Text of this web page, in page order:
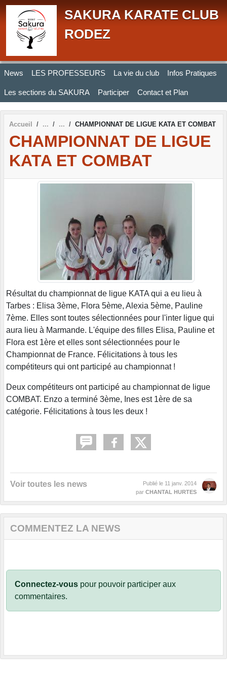
SAKURA KARATE CLUB
RODEZ
News LES PROFESSEURS La vie du club Infos Pratiques
Les sections du SAKURA Participer Contact et Plan
Accueil CHAMPIONNAT DE LIGUE KATA ET COMBAT
CHAMPIONNAT DE LIGUE
KATA ET COMBAT
Résultat du championnat de ligue KATA qui a eu lieu à
Tarbes : Elisa 3ème, Flora 5ème, Alexia 5ème, Pauline
7ème. Elles sont toutes sélectionnées pour l'inter ligue qui
aura lieu à Marmande. L'équipe des filles Elisa, Pauline et
Flora est 1ère et elles sont sélectionnées pour le
Championnat de France. Félicitations à tous les
compétiteurs qui ont participé au championnat !
Deux compétiteurs ont participé au championnat de ligue
COMBAT. Enzo a terminé 3ème, Ines est 1ère de sa
catégorie. Félicitations à tous les deux !
Voir toutes les news Publié le 11 janv. 2014
par CHANTAL HURTES
COMMENTEZ LA NEWS
Connectez-vous pour pouvoir participer aux
commentaires.
Panneau de gestion des cookies